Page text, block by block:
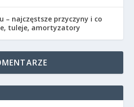
– najczęstsze przyczyny i co
tuleje, amortyzatory